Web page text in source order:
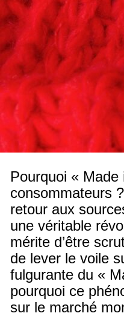
Pourquoi «
consommateurs
retour aux
une véritable
mérite d’être
de lever le voile
fulgurante du «
pourquoi ce
sur le marché